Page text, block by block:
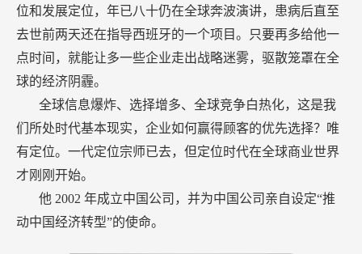
位和发展定位，年已八十仍在全球奔波演讲，患病后直至
去世前两天还在指导西班牙的一个项目。只要再多给他一
点时间，就能让多一些企业走出战略迷雾，驱散笼罩在全
球的经济阴霾。
全球信息爆炸、选择增多、全球竞争白热化，这是我
们所处时代基本现实，企业如何赢得顾客的优先选择？唯
有定位。一代定位宗师已去，但定位时代在全球商业世界
才刚刚开始。
他 2002 年成立中国公司，并为中国公司亲自设定“推
动中国经济转型”的使命。